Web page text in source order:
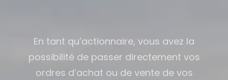
En tant qu’actionnaire, vous avez la
possibilité de passer directement vos
ordres d’achat ou de vente de vos